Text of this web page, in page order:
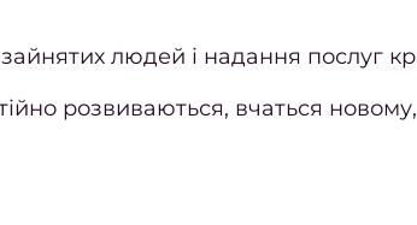
людей і надання послуг
розвиваються, вчаться